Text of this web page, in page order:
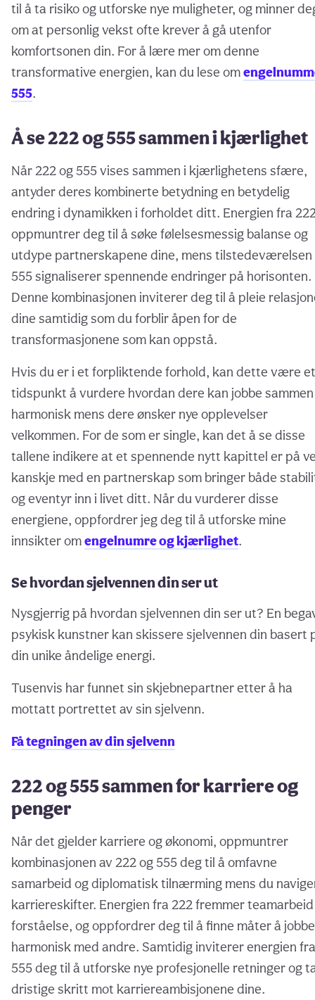
til å ta risiko og utforske nye muligheter, og minner
om at personlig vekst ofte krever å gå utenfor
komfortsonen din. For å lære mer om denne
transformative energien, kan du lese om
555.
Å se 222 og 555 sammen i kjærlighet
Når 222 og 555 vises sammen i kjærlighetens sfære,
antyder deres kombinerte betydning en betydelig
endring i dynamikken i forholdet ditt. Energien fra
oppmuntrer deg til å søke følelsesmessig balanse og
utdype partnerskapene dine, mens tilstedeværelsen
555 signaliserer spennende endringer på horisonten.
Denne kombinasjonen inviterer deg til å pleie
dine samtidig som du forblir åpen for de
transformasjonene som kan oppstå.
Hvis du er i et forpliktende forhold, kan dette være et
tidspunkt å vurdere hvordan dere kan jobbe sammen
harmonisk mens dere ønsker nye opplevelser
velkommen. For de som er single, kan det å se disse
tallene indikere at et spennende nytt kapittel er på
kanskje med en partnerskap som bringer både
og eventyr inn i livet ditt. Når du vurderer disse
energiene, oppfordrer jeg deg til å utforske mine
innsikter omengelnumre og kjærlighet.
Se hvordan sjelvennen din ser ut
Nysgjerrig på hvordan sjelvennen din ser ut? En
psykisk kunstner kan skissere sjelvennen din basert
din unike åndelige energi.
Tusenvis har funnet sin skjebnepartner etter å ha
mottatt portrettet av sin sjelvenn.
Få tegningen av din sjelvenn
222 og 555 sammen for karriere og
penger
Når det gjelder karriere og økonomi, oppmuntrer
kombinasjonen av 222 og 555 deg til å omfavne
samarbeid og diplomatisk tilnærming mens du
karriereskifter. Energien fra 222 fremmer
forståelse, og oppfordrer deg til å finne måter å jobbe
harmonisk med andre. Samtidig inviterer energien fra
555 deg til å utforske nye profesjonelle retninger og
dristige skritt mot karriereambisjonene dine.